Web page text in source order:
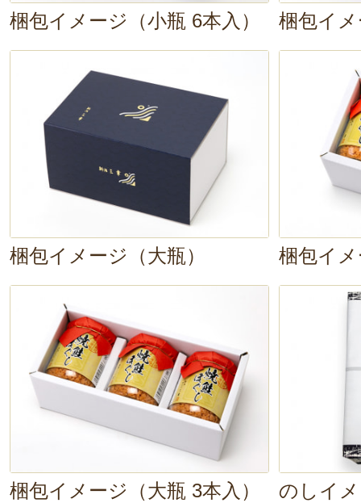
梱包イメージ（小瓶 6本入） 梱包イ
梱包イメージ（大瓶） 梱包イ
梱包イメージ（大瓶 3本入） のしイ